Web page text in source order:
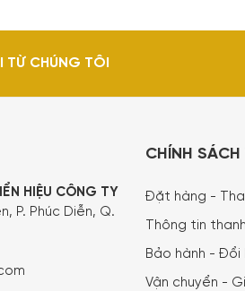
TỪ CHÚNG TÔI
HIỆU CÔNG TY
P. Phúc Diễn, Q.
CHÍNH
Đặt hàng -
Thông tin
Bảo hành - Đổi
Vận chuyển -